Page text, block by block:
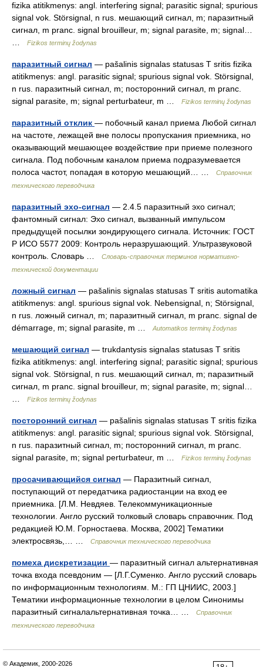
fizika atitikmenys: angl. interfering signal; parasitic signal; spurious
signal vok. Störsignal, n rus. мешающий сигнал, m; паразитный
сигнал, m pranc. signal brouilleur, m; signal parasite, m; signal…
Fizikos terminų žodynas
паразитный сигнал — pašalinis signalas statusas T sritis fizika
atitikmenys: angl. parasitic signal; spurious signal vok. Störsignal,
n rus. паразитный сигнал, m; посторонний сигнал, m pranc.
signal parasite, m; signal perturbateur, m …
Fizikos terminų žodynas
паразитный отклик — побочный канал приема Любой сигнал
на частоте, лежащей вне полосы пропускания приемника, но
оказывающий мешающее воздействие при приеме полезного
сигнала. Под побочным каналом приема подразумевается
полоса частот, попадая в которую мешающий… …
Справочник
технического переводчика
паразитный эхо-сигнал — 2.4.5 паразитный эхо сигнал;
фантомный сигнал: Эхо сигнал, вызванный импульсом
предыдущей посылки зондирующего сигнала. Источник: ГОСТ
Р ИСО 5577 2009: Контроль неразрушающий. Ультразвуковой
контроль. Словарь …
Словарь-справочник терминов нормативно-
технической документации
ложный сигнал — pašalinis signalas statusas T sritis automatika
atitikmenys: angl. spurious signal vok. Nebensignal, n; Störsignal,
n rus. ложный сигнал, m; паразитный сигнал, m pranc. signal de
démarrage, m; signal parasite, m …
Automatikos terminų žodynas
мешающий сигнал — trukdantysis signalas statusas T sritis
fizika atitikmenys: angl. interfering signal; parasitic signal; spurious
signal vok. Störsignal, n rus. мешающий сигнал, m; паразитный
сигнал, m pranc. signal brouilleur, m; signal parasite, m; signal…
Fizikos terminų žodynas
посторонний сигнал — pašalinis signalas statusas T sritis fizika
atitikmenys: angl. parasitic signal; spurious signal vok. Störsignal,
n rus. паразитный сигнал, m; посторонний сигнал, m pranc.
signal parasite, m; signal perturbateur, m …
Fizikos terminų žodynas
просачивающийся сигнал — Паразитный сигнал,
поступающий от передатчика радиостанции на вход ее
приемника. [Л.М. Невдяев. Телекоммуникационные
технологии. Англо русский толковый словарь справочник. Под
редакцией Ю.М. Горностаева. Москва, 2002] Тематики
электросвязь,… …
Справочник технического переводчика
помеха дискретизации — паразитный сигнал альтернативная
точка входа псевдоним — [Л.Г.Суменко. Англо русский словарь
по информационным технологиям. М.: ГП ЦНИИС, 2003.]
Тематики информационные технологии в целом Синонимы
паразитный сигналальтернативная точка… …
Справочник
технического переводчика
© Академик, 2000-2026